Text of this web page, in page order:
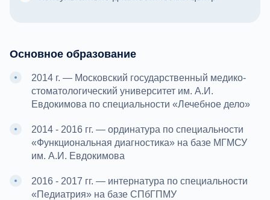
Основное образование
2014 г. — Московский государственный медико-
стоматологический университет им. А.И.
Евдокимова по специальности «Лечебное дело»
2014 - 2016 гг. — ординатура по специальности
«Функциональная диагностика» на базе МГМСУ
им. А.И. Евдокимова
2016 - 2017 гг. — интернатура по специальности
«Педиатрия» на базе СПбГПМУ